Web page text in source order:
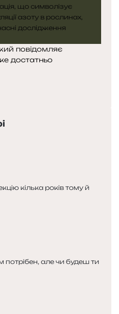
повідомляє
достатньо
кілька років тому й
але чи будеш ти